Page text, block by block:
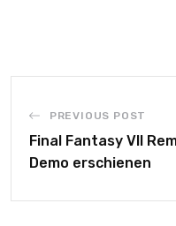
PREVIOUS POST
Final Fantasy VII
Demo erschienen